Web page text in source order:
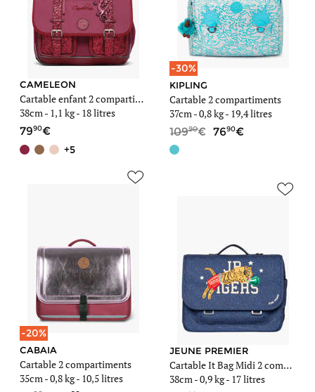
CAMELEON
Cartable enfant 2 compartiments
38cm - 1,1 kg- 18 litres
7990
+5
-30%
KIPLING
Cartable 2 compartiments
37cm -0,8 kg- 19,4 litres
10990 7690
-20%
CABAIA
Cartable 2 compartiments
35cm -0,8 kg- 10,5 litres
JEUNE PREMIER
Cartable It Bag Midi 2 compartiments
38cm -0,9 kg- 17 litres